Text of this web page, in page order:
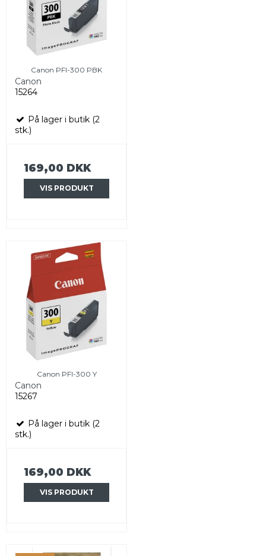
Canon PFI-300 PBK
Canon
15264
På lager i butik (2
stk.)
169,00 DKK
VIS PRODUKT
Canon PFI-300 Y
Canon
15267
På lager i butik (2
stk.)
169,00 DKK
VIS PRODUKT